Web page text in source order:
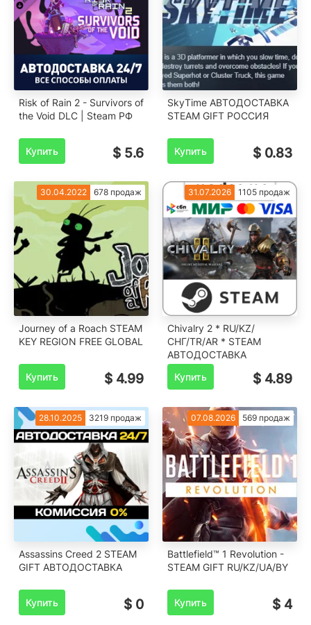
Risk of Rain 2 - Survivors of
the Void DLC | Steam РФ
Купить $ 5.6
SkyTime АВТОДОСТАВКА
STEAM GIFT РОССИЯ
Купить $ 0.83
30.04.2022 678 продаж
Journey of a Roach STEAM
KEY REGION FREE GLOBAL
Купить $ 4.99
31.07.2026 1105 продаж
Chivalry 2 * RU/KZ/
СНГ/TR/AR * STEAM
АВТОДОСТАВКА
Купить
$ 4.89
28.10.2025 3219 продаж
Assassins Creed 2 STEAM
GIFT АВТОДОСТАВКА
Купить $ 0
07.08.2026 569 продаж
Battlefield™ 1 Revolution -
STEAM GIFT RU/KZ/UA/BY
Купить $ 4